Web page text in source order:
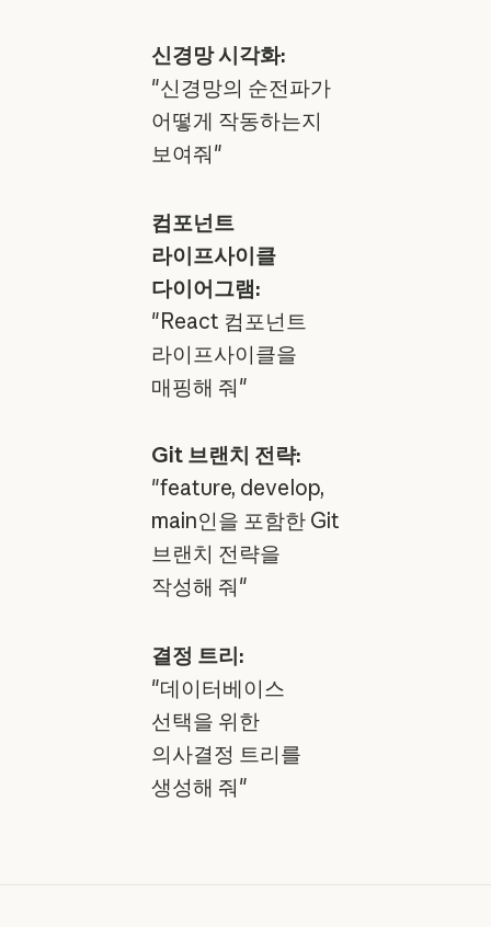
신경망 시각화:
"신경망의 순전파가
어떻게 작동하는지
보여줘"
컴포넌트
라이프사이클
다이어그램:
"React 컴포넌트
라이프사이클을
매핑해 줘"
Git 브랜치 전략:
"feature, develop,
main인을 포함한 Git
브랜치 전략을
작성해 줘"
결정 트리:
"데이터베이스
선택을 위한
의사결정 트리를
생성해 줘"